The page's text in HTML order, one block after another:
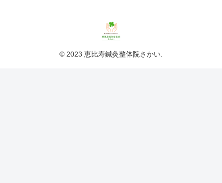
© 2023 恵比寿鍼灸整体院さかい.